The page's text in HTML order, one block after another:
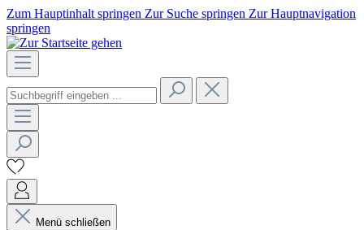
Zum Hauptinhalt springen Zur Suche springen Zur Hauptnavigation
springen
Menü schließen